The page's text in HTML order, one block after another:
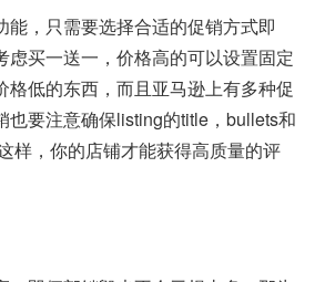
能，只需要选择合适的促销方式即
虑买一送一，价格高的可以设置固定
格低的东西，而且亚马逊上有多种促
也要注意确保listing的title，bullets和
样，你的店铺才能获得高质量的评